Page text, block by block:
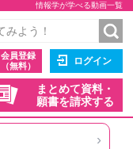
情報学が学べる動画一覧
会員登録
（無料）
ログイン
まとめて資料・
願書を請求する
›